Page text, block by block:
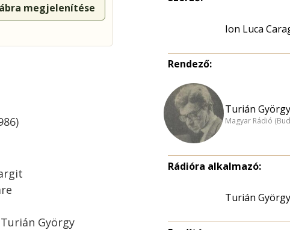
megjelenítése
György
Ion Luca
Rendező:
Turián
Magyar Rádió
Rádióra alkalmazó:
Turián György